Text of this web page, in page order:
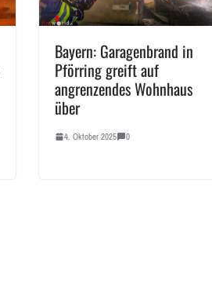
Bayern: Garagenbrand in
Pförring greift auf
angrenzendes Wohnhaus
über
4. Oktober 2025 0